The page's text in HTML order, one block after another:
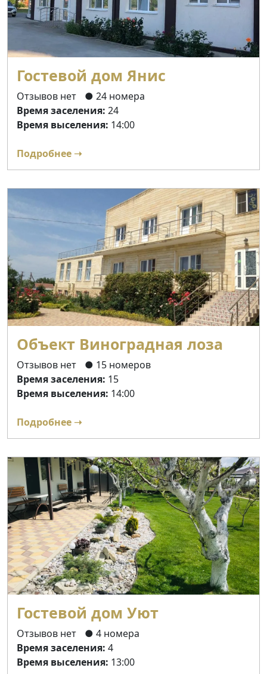
Гостевой дом Янис
Отзывов нет
● 24 номера
Время заселения: 24
Время выселения: 14:00
Подробнее ➝
Объект Виноградная лоза
Отзывов нет
● 15 номеров
Время заселения: 15
Время выселения: 14:00
Подробнее ➝
Гостевой дом Уют
Отзывов нет
● 4 номера
Время заселения: 4
Время выселения: 13:00